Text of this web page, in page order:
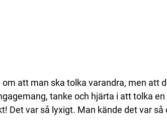
att man ska tolka varandra, men att
tanke och hjärta i att tolka
Det var så lyxigt. Man kände det var